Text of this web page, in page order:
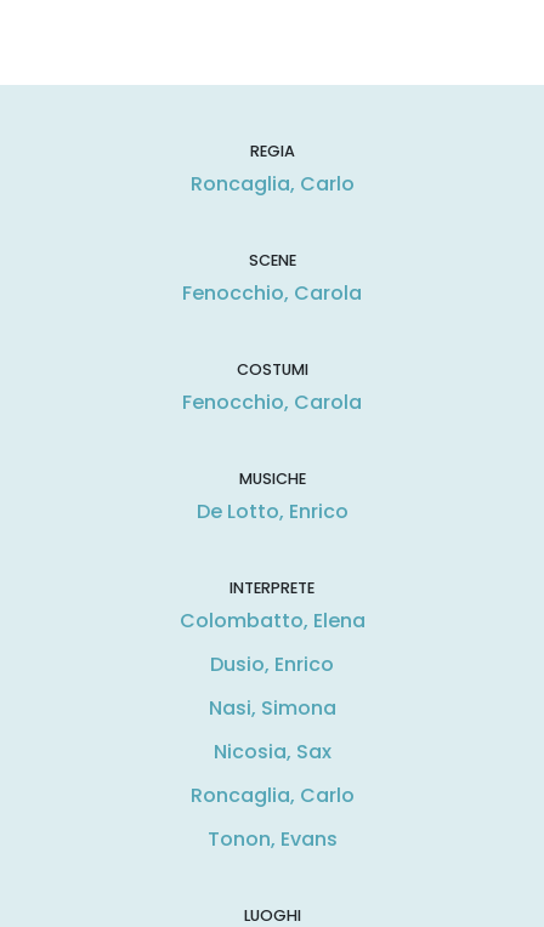
REGIA
Roncaglia, Carlo
SCENE
Fenocchio, Carola
COSTUMI
Fenocchio, Carola
MUSICHE
De Lotto, Enrico
INTERPRETE
Colombatto, Elena
Dusio, Enrico
Nasi, Simona
Nicosia, Sax
Roncaglia, Carlo
Tonon, Evans
LUOGHI